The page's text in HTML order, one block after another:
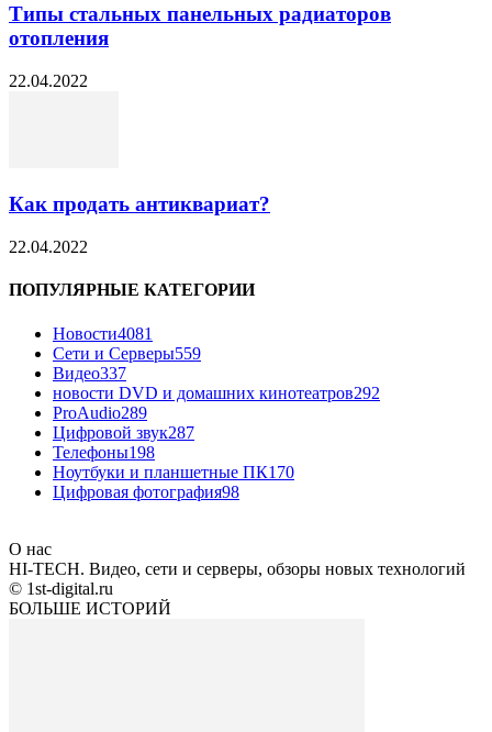
Типы стальных панельных радиаторов
отопления
22.04.2022
Как продать антиквариат?
22.04.2022
ПОПУЛЯРНЫЕ КАТЕГОРИИ
Новости4081
Сети и Серверы559
Видео337
новости DVD и домашних кинотеатров292
ProAudio289
Цифровой звук287
Телефоны198
Ноутбуки и планшетные ПК170
Цифровая фотография98
О нас
HI-TECH. Видео, сети и серверы, обзоры новых технологий
© 1st-digital.ru
БОЛЬШЕ ИСТОРИЙ